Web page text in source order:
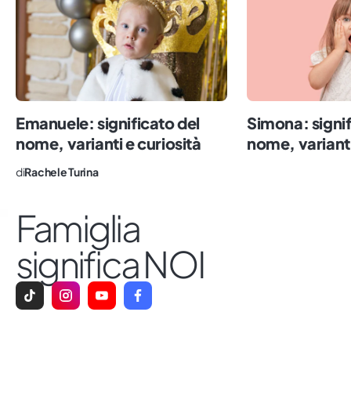
Emanuele: significato del
nome, varianti e curiosità
diRachele Turina
Simona:
nome,
Famiglia
significa NOI